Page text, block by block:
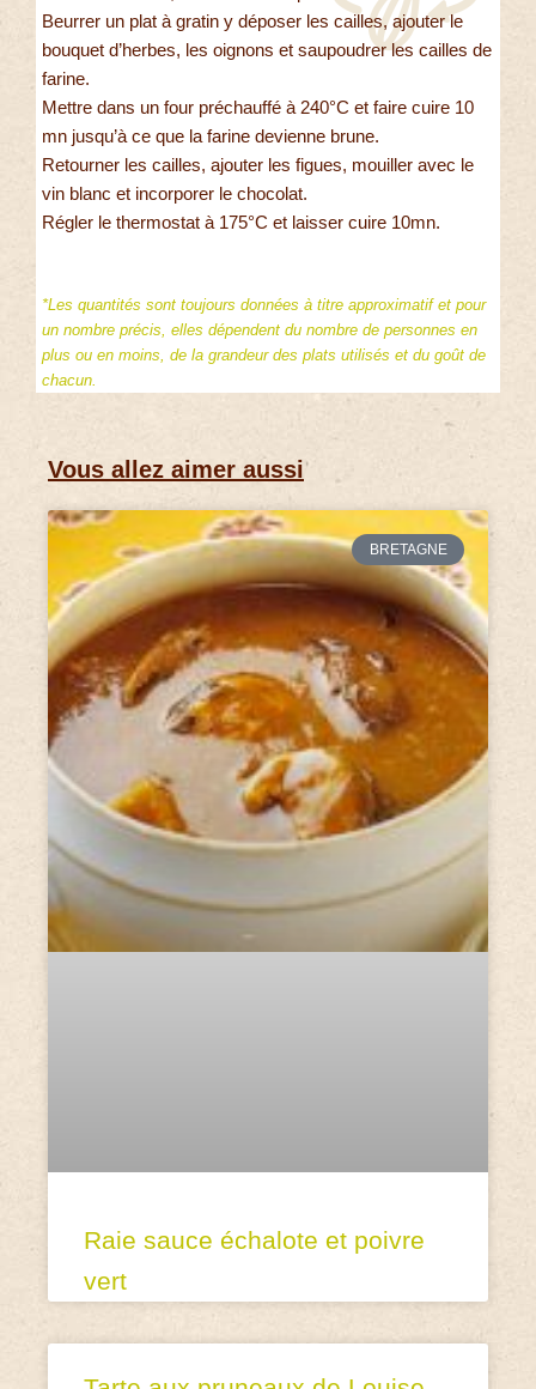
Beurrer un plat à gratin y déposer les cailles, ajouter le
bouquet d’herbes, les oignons et saupoudrer les cailles de
farine.
Mettre dans un four préchauffé à 240°C et faire cuire 10
mn jusqu’à ce que la farine devienne brune.
Retourner les cailles, ajouter les figues, mouiller avec le
vin blanc et incorporer le chocolat.
Régler le thermostat à 175°C et laisser cuire 10mn.
*Les quantités sont toujours données à titre approximatif et pour
un nombre précis, elles dépendent du nombre de personnes en
plus ou en moins, de la grandeur des plats utilisés et du goût de
chacun.
Vous allez aimer aussi
BRETAGNE
Raie sauce échalote et poivre
vert